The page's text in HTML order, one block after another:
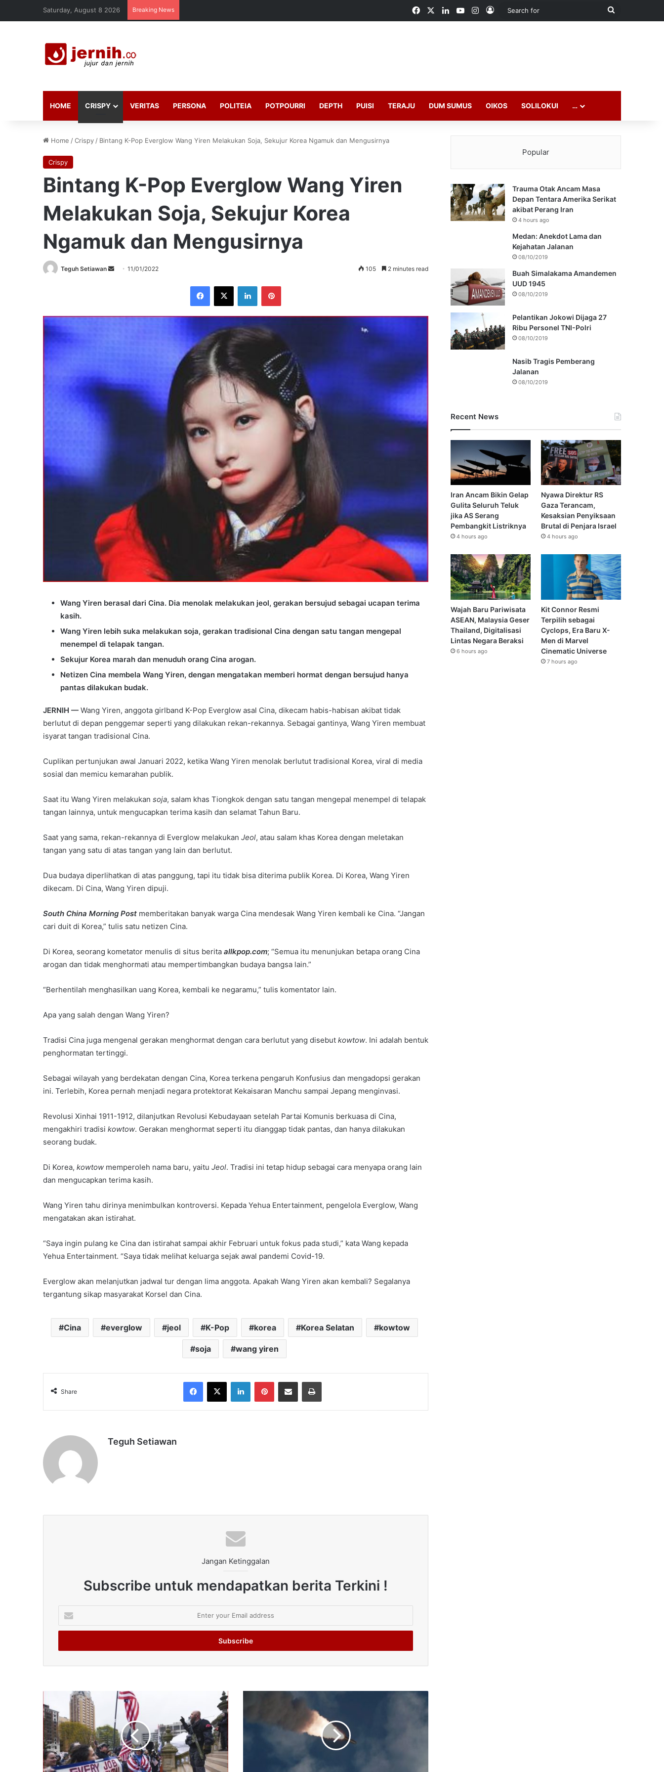
Saturday, August 8 2026 Breaking News FacebookLinkedInYouTubeInstagram
Log In
Search
HOME CRISPY VERITAS PERSONA POLITEIA POTPOURRI DEPTH PUISI TERAJU DUM SUMUS OIKOS SOLILOKUI …
Home /Crispy / Bintang K-Pop Everglow Wang Yiren Melakukan Soja, Sekujur Korea Ngamuk dan Mengusirnya
Crispy
Bintang K-Pop Everglow Wang Yiren
Melakukan Soja, Sekujur Korea
Ngamuk dan Mengusirnya
Teguh Setiawan
Send11/01/2022 105 2 minutes read
Facebook
X LinkedInPinterest
Wang Yiren berasal dari Cina. Dia menolak melakukan jeol, gerakan bersujud sebagai ucapan terima
kasih.
Wang Yiren lebih suka melakukan soja, gerakan tradisional Cina dengan satu tangan mengepal
menempel di telapak tangan.
Sekujur Korea marah dan menuduh orang Cina arogan.
Netizen Cina membela Wang Yiren, dengan mengatakan memberi hormat dengan bersujud hanya
pantas dilakukan budak.
JERNIH — Wang Yiren, anggota girlband K-Pop Everglow asal Cina, dikecam habis-habisan akibat tidak
berlutut di depan penggemar seperti yang dilakukan rekan-rekannya. Sebagai gantinya, Wang Yiren membuat
isyarat tangan tradisional Cina.
Cuplikan pertunjukan awal Januari 2022, ketika Wang Yiren menolak berlutut tradisional Korea, viral di media
sosial dan memicu kemarahan publik.
Saat itu Wang Yiren melakukan soja, salam khas Tiongkok dengan satu tangan mengepal menempel di telapak
tangan lainnya, untuk mengucapkan terima kasih dan selamat Tahun Baru.
Saat yang sama, rekan-rekannya di Everglow melakukan Jeol, atau salam khas Korea dengan meletakan
tangan yang satu di atas tangan yang lain dan berlutut.
Dua budaya diperlihatkan di atas panggung, tapi itu tidak bisa diterima publik Korea. Di Korea, Wang Yiren
dikecam. Di Cina, Wang Yiren dipuji.
South China Morning Post memberitakan banyak warga Cina mendesak Wang Yiren kembali ke Cina. “Jangan
cari duit di Korea,” tulis satu netizen Cina.
Di Korea, seorang kometator menulis di situs berita allkpop.com; “Semua itu menunjukan betapa orang Cina
arogan dan tidak menghormati atau mempertimbangkan budaya bangsa lain.”
“Berhentilah menghasilkan uang Korea, kembali ke negaramu,” tulis komentator lain.
Apa yang salah dengan Wang Yiren?
Tradisi Cina juga mengenal gerakan menghormat dengan cara berlutut yang disebut kowtow. Ini adalah bentuk
penghormatan tertinggi.
Sebagai wilayah yang berdekatan dengan Cina, Korea terkena pengaruh Konfusius dan mengadopsi gerakan
ini. Terlebih, Korea pernah menjadi negara protektorat Kekaisaran Manchu sampai Jepang menginvasi.
Revolusi Xinhai 1911-1912, dilanjutkan Revolusi Kebudayaan setelah Partai Komunis berkuasa di Cina,
mengakhiri tradisi kowtow. Gerakan menghormat seperti itu dianggap tidak pantas, dan hanya dilakukan
seorang budak.
Di Korea, kowtow memperoleh nama baru, yaitu Jeol. Tradisi ini tetap hidup sebagai cara menyapa orang lain
dan mengucapkan terima kasih.
Wang Yiren tahu dirinya menimbulkan kontroversi. Kepada Yehua Entertainment, pengelola Everglow, Wang
mengatakan akan istirahat.
“Saya ingin pulang ke Cina dan istirahat sampai akhir Februari untuk fokus pada studi,” kata Wang kepada
Yehua Entertainment. “Saya tidak melihat keluarga sejak awal pandemi Covid-19.
Everglow akan melanjutkan jadwal tur dengan lima anggota. Apakah Wang Yiren akan kembali? Segalanya
tergantung sikap masyarakat Korsel dan Cina.
Cina everglow jeol K-Pop korea Korea Selatan kowtow
soja wang yiren
Share
Facebook
X LinkedInPinterestShare via Email Print
Teguh Setiawan
Jangan Ketinggalan
Subscribe untuk mendapatkan berita Terkini !
your
Email
Popular
Trauma Otak Ancam Masa
Depan Tentara Amerika Serikat
akibat Perang Iran
4 hours ago
Medan: Anekdot Lama dan
Kejahatan Jalanan
08/10/2019
Buah Simalakama Amandemen
UUD 1945
08/10/2019
Pelantikan Jokowi Dijaga 27
Ribu Personel TNI-Polri
08/10/2019
Nasib Tragis Pemberang
Jalanan
08/10/2019
Recent News
Iran Ancam Bikin Gelap
Gulita Seluruh Teluk
jika AS Serang
Pembangkit Listriknya
4 hours ago
Nyawa Direktur RS
Gaza Terancam,
Kesaksian Penyiksaan
Brutal di Penjara Israel
4 hours ago
Wajah Baru Pariwisata
ASEAN, Malaysia Geser
Thailand, Digitalisasi
Lintas Negara Beraksi
6 hours ago
Kit Connor Resmi
Terpilih sebagai
Cyclops, Era Baru X-
Men di Marvel
Cinematic Universe
7 hours ago